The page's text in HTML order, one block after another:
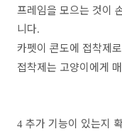
프레임을 모으는 것이
니다.
카펫이 콘도에 접착제
접착제는 고양이에게
4 추가 기능이 있는지